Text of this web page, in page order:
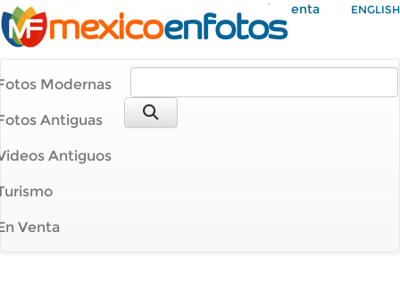
Mi Cuenta ENGLISH
Modernas
Antiguas
Antiguos
Venta